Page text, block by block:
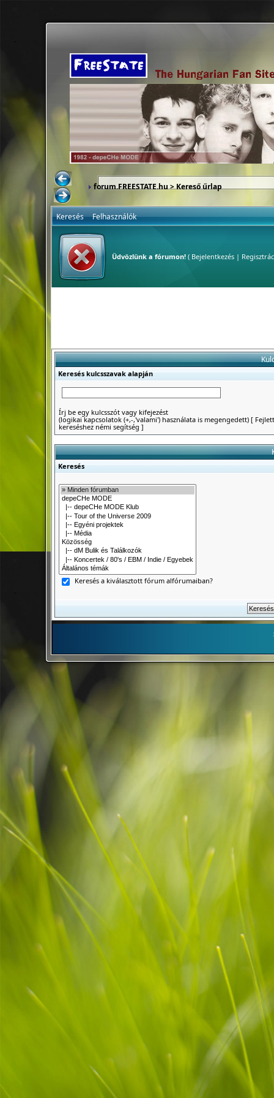
forum.FREESTATE.hu> Kereső űrlap
Keresés Felhasználók
Üdvözlünk a fórumon!( Bejelentkezés|
Keresés kulcsszavak alapján
Írj be egy kulcsszót vagy kifejezést
(logikai kapcsolatok (+,-,'valami') használata is megengedett)[
kereséshez némi segítség ]
Keresés
Keresés a kiválasztott fórum alfórumaiban?